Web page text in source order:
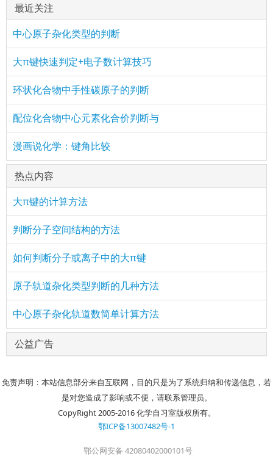
最近关注
中心原子杂化类型的判断
大π键快速判定+电子数计算技巧
环状化合物中手性碳原子的判断
配位化合物中心元素化合价判断与
漫画说化学：键角比较
热点内容
大π键的计算方法
判断分子空间结构的方法
如何判断分子或离子中的大π键
原子轨道杂化类型判断的几种方法
中心原子杂化轨道数简单计算方法
公益广告
免责声明：本站信息部分来自互联网，目的只是为了系统归纳和传递信息，若
是对您造成了影响或不便，请联系管理员。
CopyRight 2005-2016 化学自习室版权所有。
鄂ICP备13007482号-1
鄂公网安备 42080402000101号